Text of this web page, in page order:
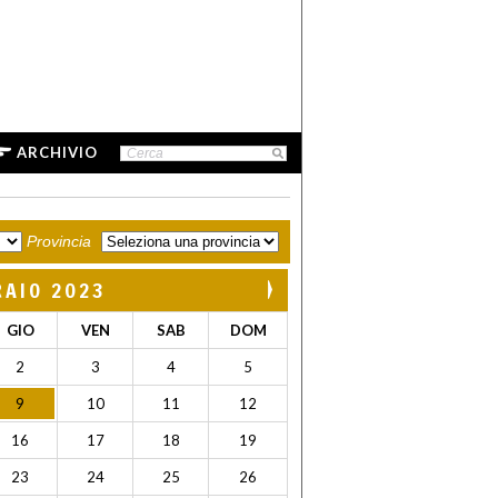
ARCHIVIO
Provincia
2023
GIO VEN SAB DOM
2 3 4 5
9 10 11 12
16 17 18 19
23 24 25 26